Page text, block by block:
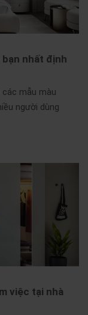
nhất định
mẫu màu
người dùng
việc tại nhà